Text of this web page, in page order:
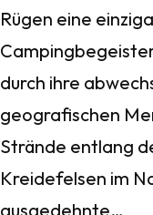
Rügen eine
durch ihre
geografischen
Strände entlang
Kreidefelsen im
ausgedehnte…